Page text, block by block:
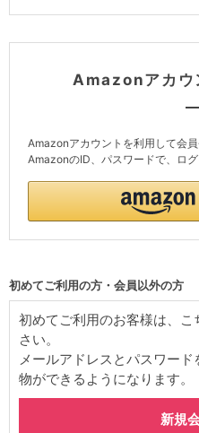
Amazonアカウ
Amazonアカウントを利用して会員
AmazonのID、パスワードで、ログ
初めてご利用の方・会員以外の方
初めてご利用のお客様は、
さい。
メールアドレスとパスワー
物ができるようになります。